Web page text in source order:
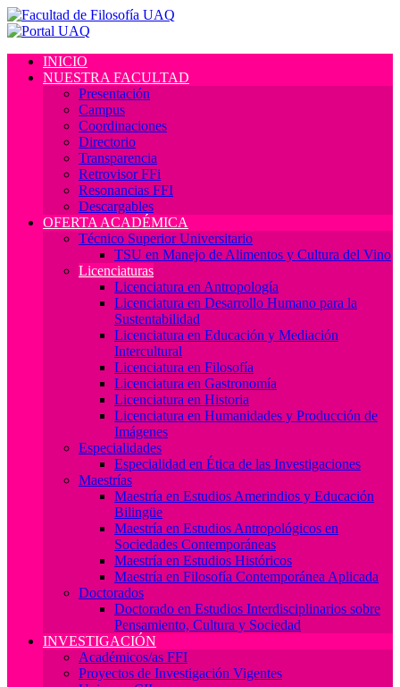
INICIO
NUESTRA FACULTAD
Presentación
Campus
Coordinaciones
Directorio
Transparencia
Retrovisor FFi
Resonancias FFI
Descargables
OFERTA ACADÉMICA
Técnico Superior Universitario
TSU en Manejo de Alimentos y Cultura del Vino
Licenciaturas
Licenciatura en Antropología
Licenciatura en Desarrollo Humano para la
Sustentabilidad
Licenciatura en Educación y Mediación
Intercultural
Licenciatura en Filosofía
Licenciatura en Gastronomía
Licenciatura en Historia
Licenciatura en Humanidades y Producción de
Imágenes
Especialidades
Especialidad en Ética de las Investigaciones
Maestrías
Maestría en Estudios Amerindios y Educación
Bilingüe
Maestría en Estudios Antropológicos en
Sociedades Contemporáneas
Maestría en Estudios Históricos
Maestría en Filosofía Contemporánea Aplicada
Doctorados
Doctorado en Estudios Interdisciplinarios sobre
Pensamiento, Cultura y Sociedad
INVESTIGACIÓN
Académicos/as FFI
Proyectos de Investigación Vigentes